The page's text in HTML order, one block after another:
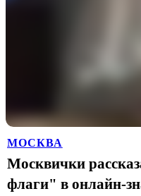
МОСКВА
Москвички
флаги" в онлайн-